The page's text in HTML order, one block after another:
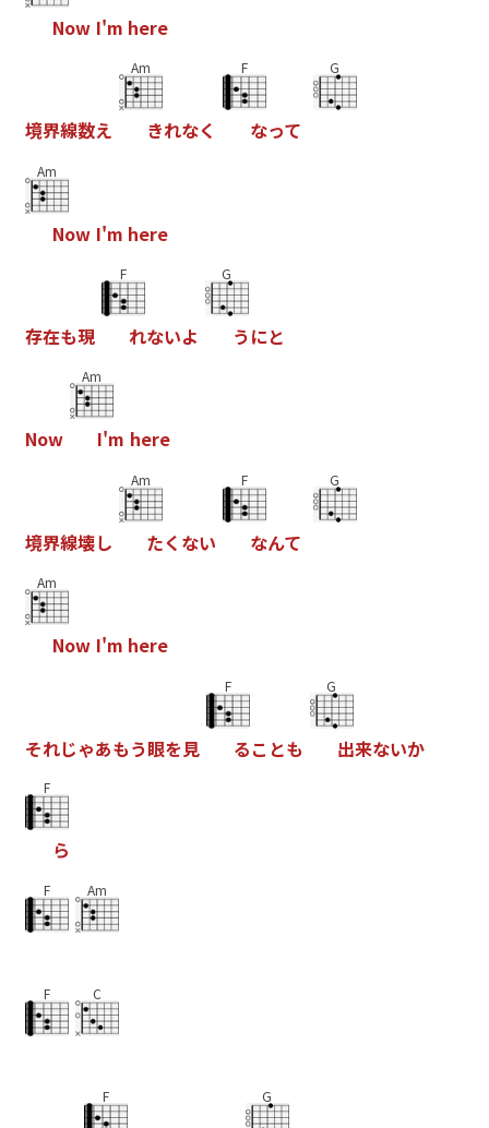
Now I'm here
境界線数え
Am
きれなく
F
なって
G
Am
Now I'm here
存在も現
F
れないよ
G
う にと
Now
Am
I'm here
境界線壊し
Am
たく ない
F
なんて
G
Am
Now I'm here
それじゃあもう眼を見
F
るこ とも
G
出来ないか
F
ら
F Am
F C
F G